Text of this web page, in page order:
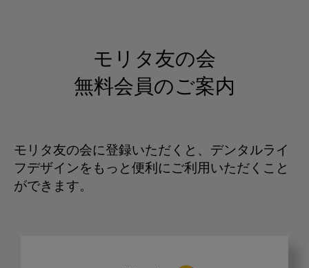
モリタ友の会
無料会員のご案内
モリタ友の会に登録いただくと、デンタルライ
フデザインをもっと便利にご利用いただくこと
ができます。